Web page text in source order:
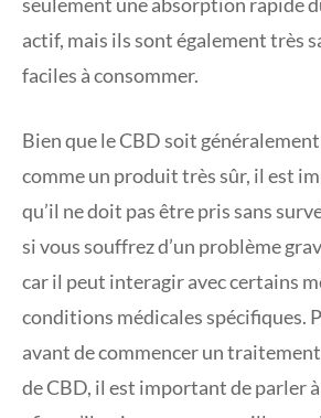
actif, mais ils sont également très
faciles à consommer.
Bien que le CBD soit
comme un produit très sûr, il est
qu’il ne doit pas être pris sans
si vous souffrez d’un problème
car il peut interagir avec certains
conditions médicales spécifiques.
avant de commencer un
de CBD, il est important de parler